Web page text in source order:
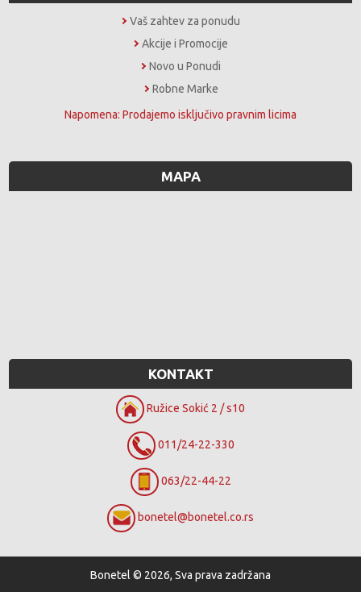
Vaš zahtev za ponudu
Akcije i Promocije
Novo u Ponudi
Robne Marke
Napomena: Prodajemo isključivo pravnim licima
MAPA
KONTAKT
Ružice Sokić 2 / s10
011/24-22-330
063/22-44-22
bonetel@bonetel.co.rs
Bonetel © 2026, Sva prava zadržana